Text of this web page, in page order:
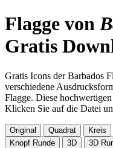
Flagge von
Gratis
Gratis Icons der Barbados
verschiedene
Flagge. Diese
Klicken Sie auf die Datei
Original Quadrat Kreis
Knopf Runde
3D 3D